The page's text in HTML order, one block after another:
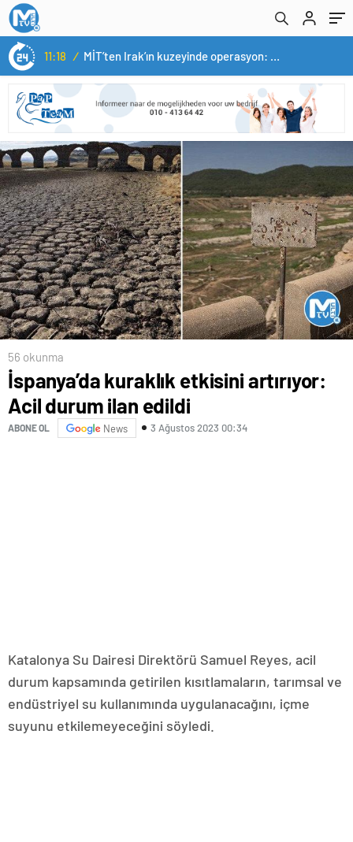
11:18 / MİT’ten Irak’ın kuzeyinde operasyon: Ramazan Güneş Türkiye’ye getirildi
56 okunma
İspanya’da kuraklık etkisini artırıyor:
Acil durum ilan edildi
ABONE OL News 3 Ağustos 2023 00:34
Katalonya Su Dairesi Direktörü Samuel Reyes, acil
durum kapsamında getirilen kısıtlamaların, tarımsal ve
endüstriyel su kullanımında uygulanacağını, içme
suyunu etkilemeyeceğini söyledi.